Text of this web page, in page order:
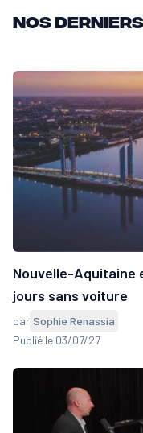
Nos
Nouvelle-Aquitaine
jours sans voiture
par Sophie Renassia
Publié le 03/07/27